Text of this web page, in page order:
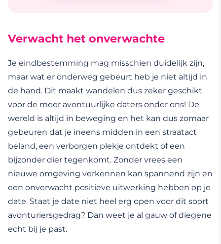
Verwacht het onverwachte
Je eindbestemming mag misschien duidelijk zijn,
maar wat er onderweg gebeurt heb je niet altijd in
de hand. Dit maakt wandelen dus zeker geschikt
voor de meer avontuurlijke daters onder ons! De
wereld is altijd in beweging en het kan dus zomaar
gebeuren dat je ineens midden in een straatact
beland, een verborgen plekje ontdekt of een
bijzonder dier tegenkomt. Zonder vrees een
nieuwe omgeving verkennen kan spannend zijn en
een onverwacht positieve uitwerking hebben op je
date. Staat je date niet heel erg open voor dit soort
avonturiersgedrag? Dan weet je al gauw of diegene
echt bij je past.